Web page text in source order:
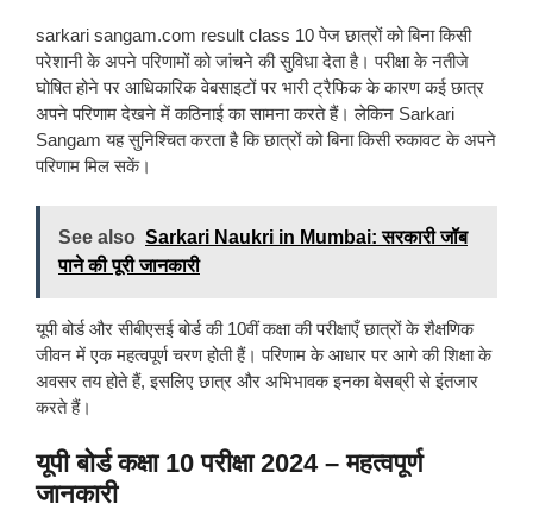
sarkari sangam.com result class 10 पेज छात्रों को बिना किसी
परेशानी के अपने परिणामों को जांचने की सुविधा देता है। परीक्षा के नतीजे
घोषित होने पर आधिकारिक वेबसाइटों पर भारी ट्रैफिक के कारण कई छात्र
अपने परिणाम देखने में कठिनाई का सामना करते हैं। लेकिन Sarkari
Sangam यह सुनिश्चित करता है कि छात्रों को बिना किसी रुकावट के अपने
परिणाम मिल सकें।
See also Sarkari Naukri in Mumbai: सरकारी जॉब
पाने की पूरी जानकारी
यूपी बोर्ड और सीबीएसई बोर्ड की 10वीं कक्षा की परीक्षाएँ छात्रों के शैक्षणिक
जीवन में एक महत्वपूर्ण चरण होती हैं। परिणाम के आधार पर आगे की शिक्षा के
अवसर तय होते हैं, इसलिए छात्र और अभिभावक इनका बेसब्री से इंतजार
करते हैं।
यूपी बोर्ड कक्षा 10 परीक्षा 2024 – महत्वपूर्ण
जानकारी